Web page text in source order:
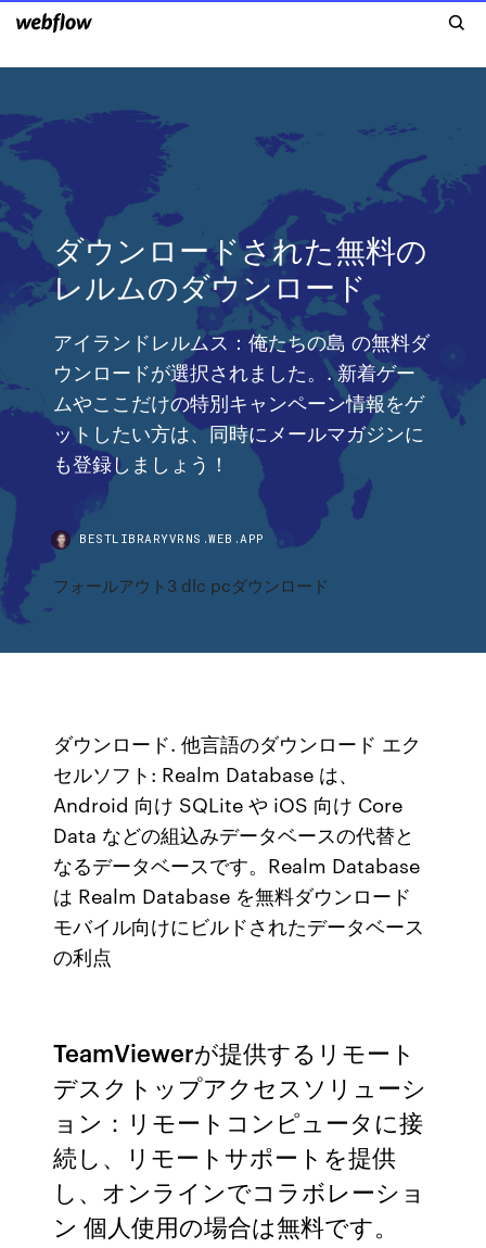
ダウンロードされた無料の
レルムのダウンロード
アイランドレルムス：俺たちの島 の無料ダ
ウンロードが選択されました。. 新着ゲー
ムやここだけの特別キャンペーン情報をゲ
ットしたい方は、同時にメールマガジンに
も登録しましょう！
BESTLIBRARYVRNS.WEB.APP
フォールアウト3 dlc pcダウンロード
ダウンロード. 他言語のダウンロード エク
セルソフト: Realm Database は、
Android 向け SQLite や iOS 向け Core
Data などの組込みデータベースの代替と
なるデータベースです。Realm Database
は Realm Database を無料ダウンロード
モバイル向けにビルドされたデータベース
の利点
TeamViewerが提供するリモート
デスクトップアクセスソリューシ
ョン：リモートコンピュータに接
続し、リモートサポートを提供
し、オンラインでコラボレーショ
ン 個人使用の場合は無料です。